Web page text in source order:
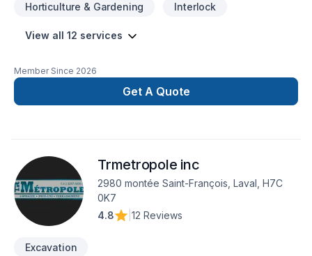
Horticulture & Gardening Interlock
View all 12 services
Member Since 2026
Get A Quote
Trmetropole inc
2980 montée Saint-François, Laval, H7C
0K7
4.8
12 Reviews
Excavation